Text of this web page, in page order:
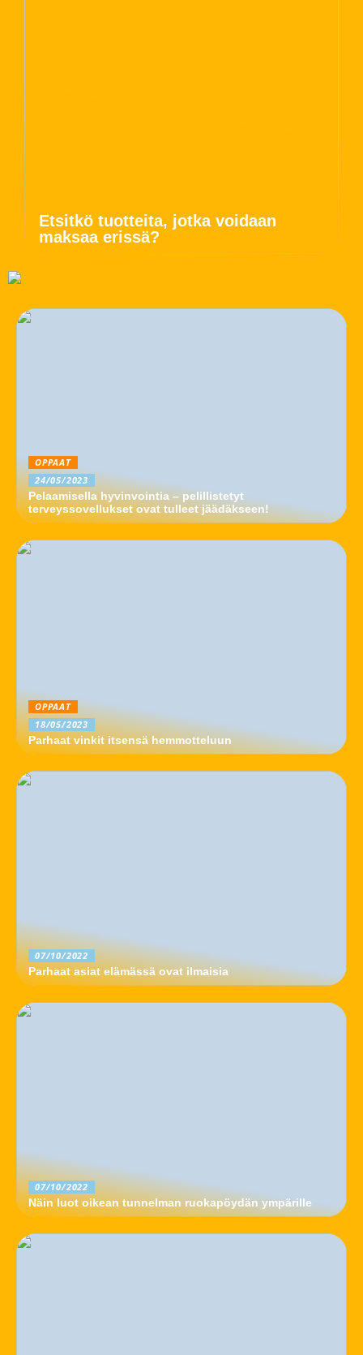
Etsitkö tuotteita, jotka voidaan
maksaa erissä?
OPPAAT
24/05/2023
Pelaamisella hyvinvointia – pelillistetyt
terveyssovellukset ovat tulleet jäädäkseen!
OPPAAT
18/05/2023
Parhaat vinkit itsensä hemmotteluun
07/10/2022
Parhaat asiat elämässä ovat ilmaisia
07/10/2022
Näin luot oikean tunnelman ruokapöydän ympärille